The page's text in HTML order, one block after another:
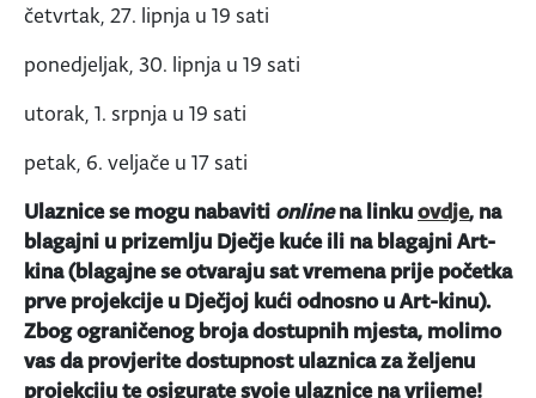
četvrtak, 27. lipnja u 19 sati
ponedjeljak, 30. lipnja u 19 sati
utorak, 1. srpnja u 19 sati
petak, 6. veljače u 17 sati
Ulaznice se mogu nabaviti onlinena linkuovdje, na
blagajni u prizemlju Dječje kuće ili na blagajni Art-
kina (blagajne se otvaraju sat vremena prije početka
prve projekcije u Dječjoj kući odnosno u Art-kinu).
Zbog ograničenog broja dostupnih mjesta, molimo
vas da provjerite dostupnost ulaznica za željenu
projekciju te osigurate svoje ulaznice na vrijeme!